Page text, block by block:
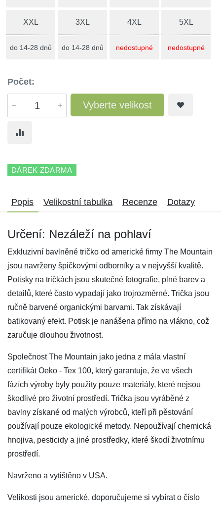
XXL
do 14-28 dnů
3XL
do 14-28 dnů
4XL
nedostupné
5XL
nedostupné
Počet:
Vyberte velikost
DÁREK ZDARMA
Popis Velikostní tabulka Recenze Dotazy
Určení: Nezáleží na pohlaví
Exkluzivní bavlněné tričko od americké firmy The Mountain
jsou navrženy špičkovými odborníky a v nejvyšší kvalitě.
Potisky na tričkách jsou skutečné fotografie, plné barev a
detailů, které často vypadají jako trojrozměrné. Trička jsou
ručně barvené organickými barvami. Tak získávají
batikovaný efekt. Potisk je nanášena přímo na vlákno, což
zaručuje dlouhou životnost.
Společnost The Mountain jako jedna z mála vlastní
certifikát Oeko - Tex 100, který garantuje, že ve všech
fázích výroby byly použity pouze materiály, které nejsou
škodlivé pro životní prostředí. Trička jsou vyráběné z
bavlny získané od malých výrobců, kteří při pěstování
používají pouze ekologické metody. Nepoužívají chemická
hnojiva, pesticidy a jiné prostředky, které škodí životnímu
prostředí.
Navrženo a vytištěno v USA.
Velikosti jsou americké, doporučujeme si vybírat o číslo